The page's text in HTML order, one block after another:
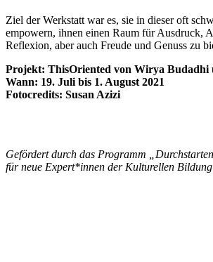
Ziel der Werkstatt war es, sie in dieser oft
empowern, ihnen einen Raum für Ausdruck,
Reflexion, aber auch Freude und Genuss zu
Projekt: ThisOriented von Wirya Budadhi
Wann: 19. Juli bis 1. August 2021
Fotocredits: Susan Azizi
Gefördert durch das Programm
für neue Expert*innen der Kulturellen